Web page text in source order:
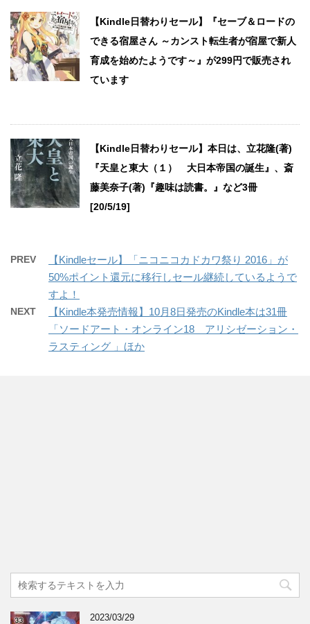
【Kindle日替わりセール】『セーブ＆ロードの
できる宿屋さん ～カンスト転生者が宿屋で新人
育成を始めたようです～』が299円で販売され
ています
【Kindle日替わりセール】本日は、立花隆(著)
『天皇と東大（１） 大日本帝国の誕生』、斎
藤美奈子(著)『趣味は読書。』など3冊
[20/5/19]
PREV
【Kindleセール】「ニコニコカドカワ祭り 2016」が
50%ポイント還元に移行しセール継続しているようで
すよ！
NEXT
【Kindle本発売情報】10月8日発売のKindle本は31冊
「ソードアート・オンライン18 アリシゼーション・
ラスティング 」ほか
2023/03/29